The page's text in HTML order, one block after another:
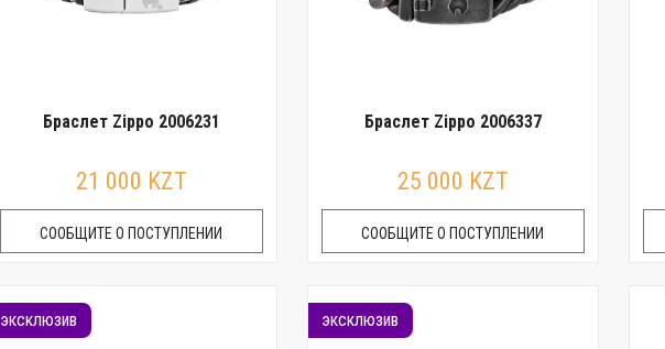
Браслет Zippo 2006231
21 000 KZT
СООБЩИТЕ О ПОСТУПЛЕНИИ
Браслет Zippo 2006337
25 000 KZT
СООБЩИТЕ О ПОСТУПЛЕНИИ
эксклюзив эксклюзив